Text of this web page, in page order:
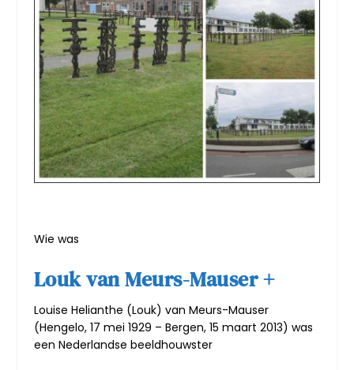
Wie was
Louk van Meurs-Mauser +
Louise Helianthe (Louk) van Meurs-Mauser
(Hengelo, 17 mei 1929 – Bergen, 15 maart 2013) was
een Nederlandse beeldhouwster